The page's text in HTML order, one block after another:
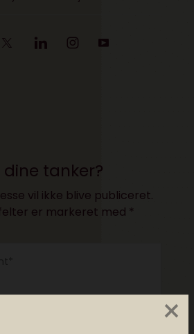
×
dine tanker?
vil ikke blive publiceret.
er markeret med *